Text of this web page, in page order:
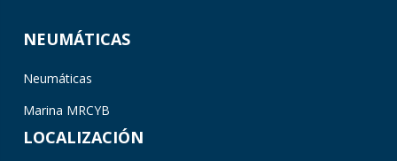
NEUMÁTICAS
Neumáticas
Marina MRCYB
LOCALIZACIÓN